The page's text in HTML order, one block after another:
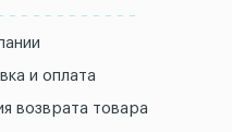
и оплата
возврата товара